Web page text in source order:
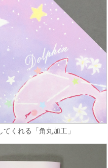
くれる「角丸加工」